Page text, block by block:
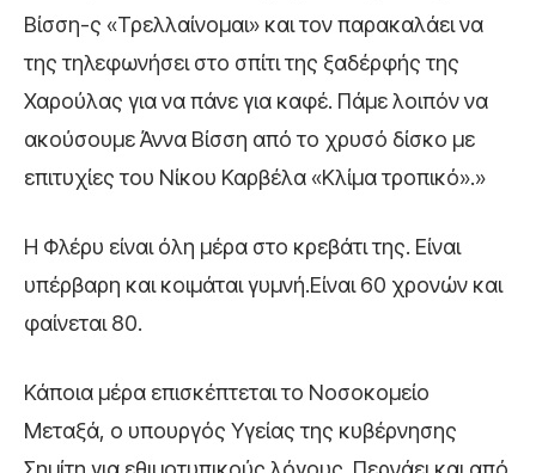
Βίσση-ς «Τρελλαίνομαι» και τον παρακαλάει να
της τηλεφωνήσει στο σπίτι της ξαδέρφής της
Χαρούλας για να πάνε για καφέ. Πάμε λοιπόν να
ακούσουμε Άννα Βίσση από το χρυσό δίσκο με
επιτυχίες του Νίκου Καρβέλα «Κλίμα τροπικό».»
Η Φλέρυ είναι όλη μέρα στο κρεβάτι της. Είναι
υπέρβαρη και κοιμάται γυμνή.Είναι 60 χρονών και
φαίνεται 80.
Κάποια μέρα επισκέπτεται το Νοσοκομείο
Μεταξά, ο υπουργός Υγείας της κυβέρνησης